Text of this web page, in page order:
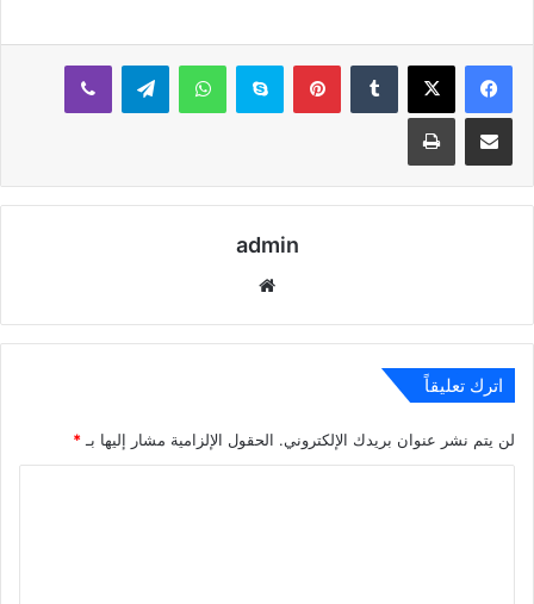
بينتيريستسكايب واتساب تيلقرام ڤايبر
مشاركة عبر البريد طباعة
admin
اترك تعليقاً
لن يتم نشر عنوان بريدك الإلكتروني. الحقول الإلزامية مشار إليها بـ *